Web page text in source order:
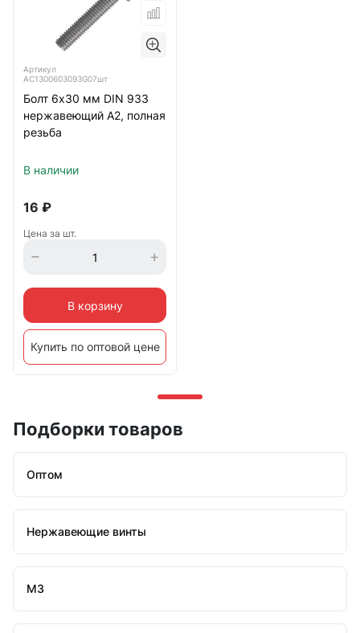
Артикул
АС1300603093G07шт
Болт 6х30 мм DIN 933
нержавеющий А2, полная
резьба
В наличии
16 ₽
Цена за шт.
В корзину
Купить по оптовой цене
Подборки товаров
Оптом
Нержавеющие винты
М3